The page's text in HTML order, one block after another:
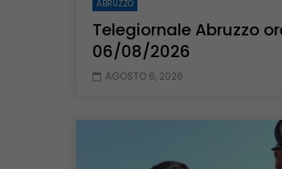
ABRUZZO
Telegiornale Abruzzo
06/08/2026
AGOSTO 6, 2026